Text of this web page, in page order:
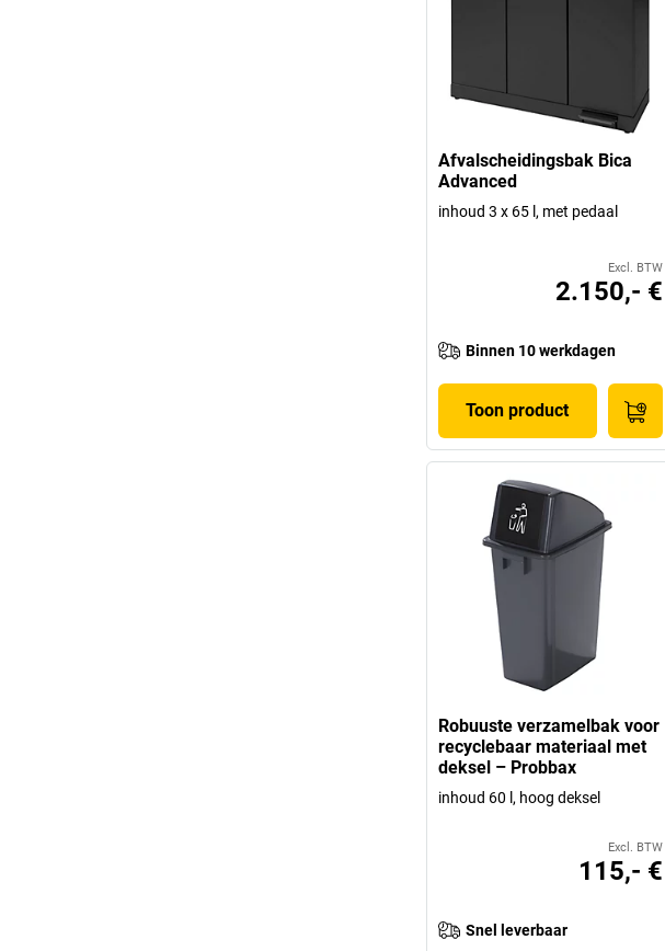
Afvalscheidingsbak Bica
Advanced
inhoud 3 x 65 l, met pedaal
Excl. BTW
2.150,- €
Binnen 10 werkdagen
Toon product
Robuuste verzamelbak voor
recyclebaar materiaal met
deksel – Probbax
inhoud 60 l, hoog deksel
Excl. BTW
115,- €
Snel leverbaar